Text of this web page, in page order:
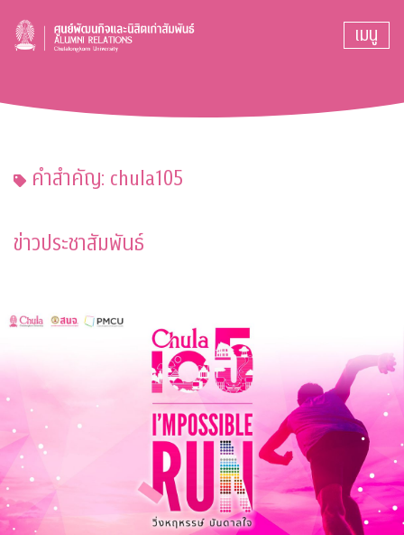
เมนู
คำสำคัญ: chula105
ข่าวประชาสัมพันธ์